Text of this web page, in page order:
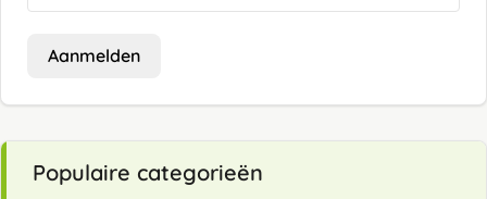
Aanmelden
Populaire categorieën